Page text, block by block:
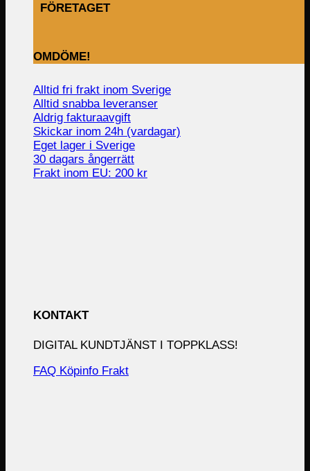
FÖRETAGET
OMDÖME!
Alltid fri frakt inom Sverige
Alltid snabba leveranser
Aldrig fakturaavgift
Skickar inom 24h (vardagar)
Eget lager i Sverige
30 dagars ångerrätt
Frakt inom EU: 200 kr
KONTAKT
DIGITAL KUNDTJÄNST I TOPPKLASS!
FAQ Köpinfo Frakt